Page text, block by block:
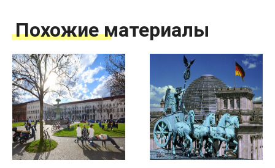
Похожие материалы